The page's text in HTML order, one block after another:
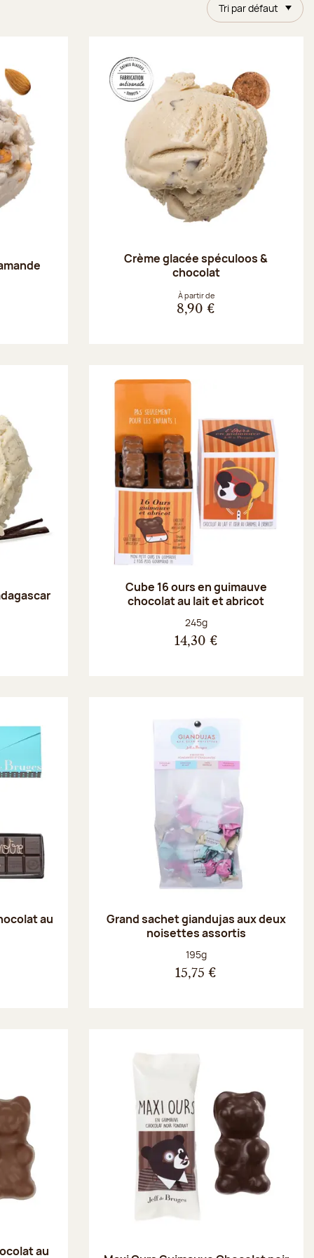
Tri par défaut
Crème glacée spéculoos &
chocolat
À partir de
8,90 €
Cube 16 ours en guimauve
chocolat au lait et abricot
Poids net :
245g
14,30 €
au
Grand sachet giandujas aux deux
noisettes assortis
Poids net :
195g
15,75 €
au